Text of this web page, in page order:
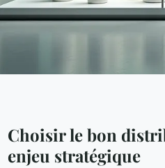
Choisir le bon
enjeu stratégique